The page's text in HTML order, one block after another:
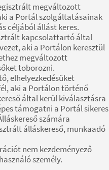
megváltozott
a Portál szolgáltatásainak
céljából állást keres.
kapcsolattartó által
aki a Portálon keresztül
megváltozott
toborozni.
elhelyezkedésüket
aki a Portálon történő
által kerül kiválasztásra
támogatni a Portál sikeres
számára
álláskereső, munkaadó
nem kezdeményező
személy.